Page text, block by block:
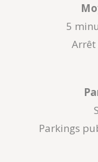
5
Arrêt
Parkings